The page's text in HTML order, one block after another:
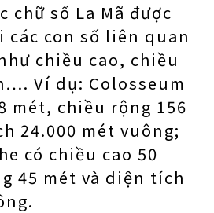
chữ số La Mã được
các con số liên quan
chiều cao, chiều
Ví dụ: Colosseum
mét, chiều rộng 156
24.000 mét vuông;
có chiều cao 50
45 mét và diện tích